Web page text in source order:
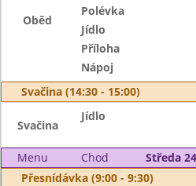
Oběd
Polévka
Jídlo
Příloha
Nápoj
Svačina (14:30 - 15:00)
Svačina
Jídlo
Menu Chod
Středa
Přesnídávka (9:00 - 9:30)